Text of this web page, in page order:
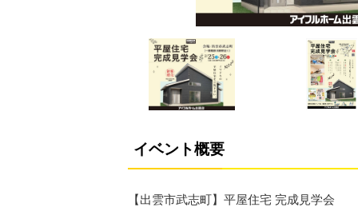
イベント概要
【出雲市武志町】平屋住宅 完成見学会